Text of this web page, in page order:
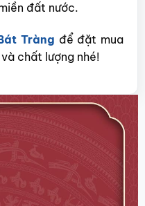
đất nước.
Tràng để đặt mua
chất lượng nhé!